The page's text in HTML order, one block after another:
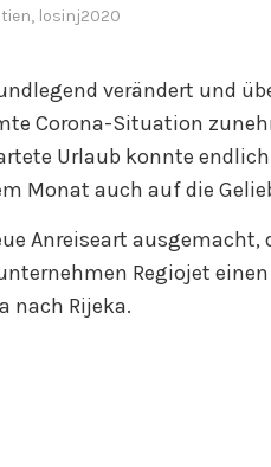
, losinj2020
verändert und
Corona-Situation
Urlaub konnte
Monat auch auf die
Anreiseart ausgemacht,
Regiojet
nach Rijeka.